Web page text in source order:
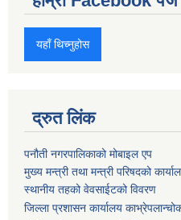
यहाँ थिच्नुहोस
द्रुत लिंक
पनौती नगरपालिकाको मोबाइल एप
मुख्य मन्त्री तथा मन्त्री परिषदको
स्थानीय तहको वेवसाईटको विवरण
जिल्ला प्रशासन कार्यालय